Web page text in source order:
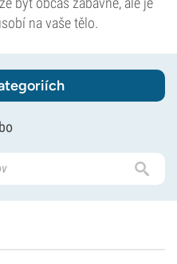
na vaše tělo.